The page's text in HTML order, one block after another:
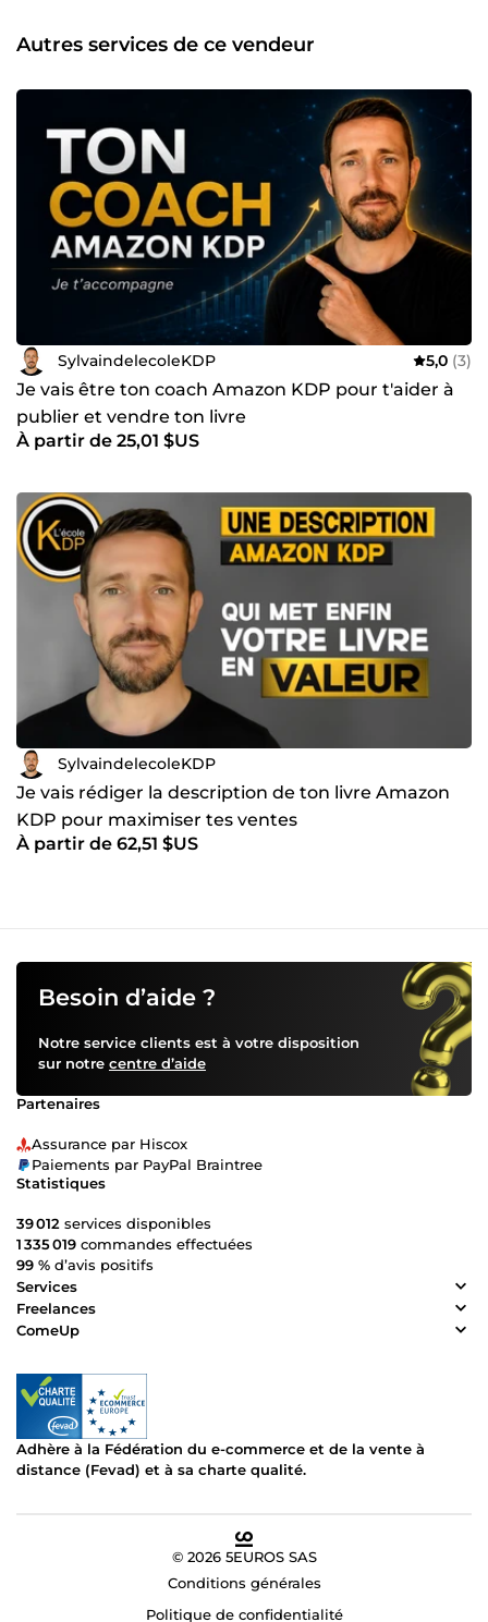
fiche produit, et construire une stratégie qui apporte des
ventes régulières. Petit à petit, mes résultats ont grimpé.
d’électrotechnicien pour vivre uniquement de mes livres.
Aujourd’hui, j’aide les auteurs et créateurs à : Publier
rapidement (sans se perdre), Optimiser leurs pages
produit pour convertir plus, Structurer leurs publicité
Amazon Ads intelligemment, Définir une stratégie simple
et durable, et éviter les erreurs qui font perdre du temps et
de l’argent. Mon objectif : Te guider avec une méthode
concrète, testée sur le terrain, pour que tu puisses toi aussi
vivre de tes livres et gagner en liberté.
Autres services de ce vendeur
SylvaindelecoleKDP 5,0 (3)
Je vais être ton coach Amazon KDP pour t'aider à
publier et vendre ton livre
À partir de 25,01 $US
SylvaindelecoleKDP
Je vais rédiger la description de ton livre Amazon
KDP pour maximiser tes ventes
À partir de 62,51 $US
Besoin d’aide ?
Notre service clients est à votre disposition
sur notre centre d’aide
Partenaires
Assurance par Hiscox
Paiements par PayPal Braintree
Statistiques
39 012 services disponibles
1 335 019 commandes effectuées
99 % d’avis positifs
Services
Freelances
ComeUp
Adhère à la Fédération du e-commerce et de la vente à
distance (Fevad) et à sa charte qualité.
© 2026 5EUROS SAS
Conditions générales
Politique de confidentialité